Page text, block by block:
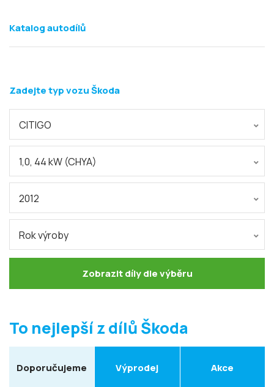
Zadejte typ vozu Škoda
CITIGO
1,0, 44 kW (CHYA)
2012
Rok výroby
Zobrazit díly dle výběru
Katalog autodílů
To nejlepší z dílů Škoda
Doporučujeme Výprodej Akce